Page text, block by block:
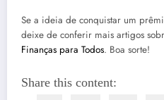
Se a ideia de conquistar um
deixe de conferir mais artigos
Finanças para Todos. Boa sorte!
Share this content: